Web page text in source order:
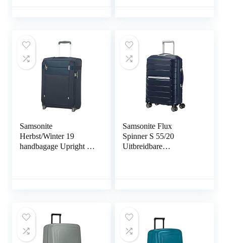
Samsonite
Herbst/Winter 19
handbagage Upright S
Samsonite Flux
Spinner S 55/20
Uitbreidbare